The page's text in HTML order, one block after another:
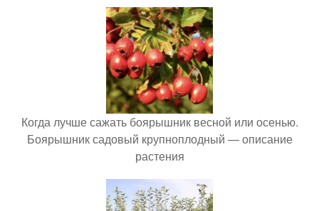
Когда лучше сажать боярышник весной или осенью.
Боярышник садовый крупноплодный — описание
растения